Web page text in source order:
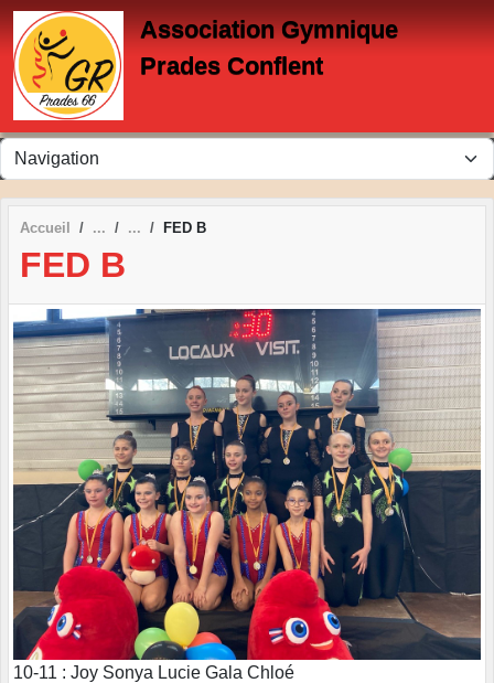
Association Gymnique
Prades Conflent
Accueil FED B
FED B
10-11 : Joy Sonya Lucie Gala Chloé
Panneau de gestion des cookies